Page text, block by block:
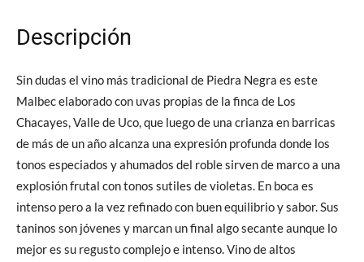
Descripción
Sin dudas el vino más tradicional de Piedra Negra es este
Malbec elaborado con uvas propias de la finca de Los
Chacayes, Valle de Uco, que luego de una crianza en barricas
de más de un año alcanza una expresión profunda donde los
tonos especiados y ahumados del roble sirven de marco a una
explosión frutal con tonos sutiles de violetas. En boca es
intenso pero a la vez refinado con buen equilibrio y sabor. Sus
taninos son jóvenes y marcan un final algo secante aunque lo
mejor es su regusto complejo e intenso. Vino de altos